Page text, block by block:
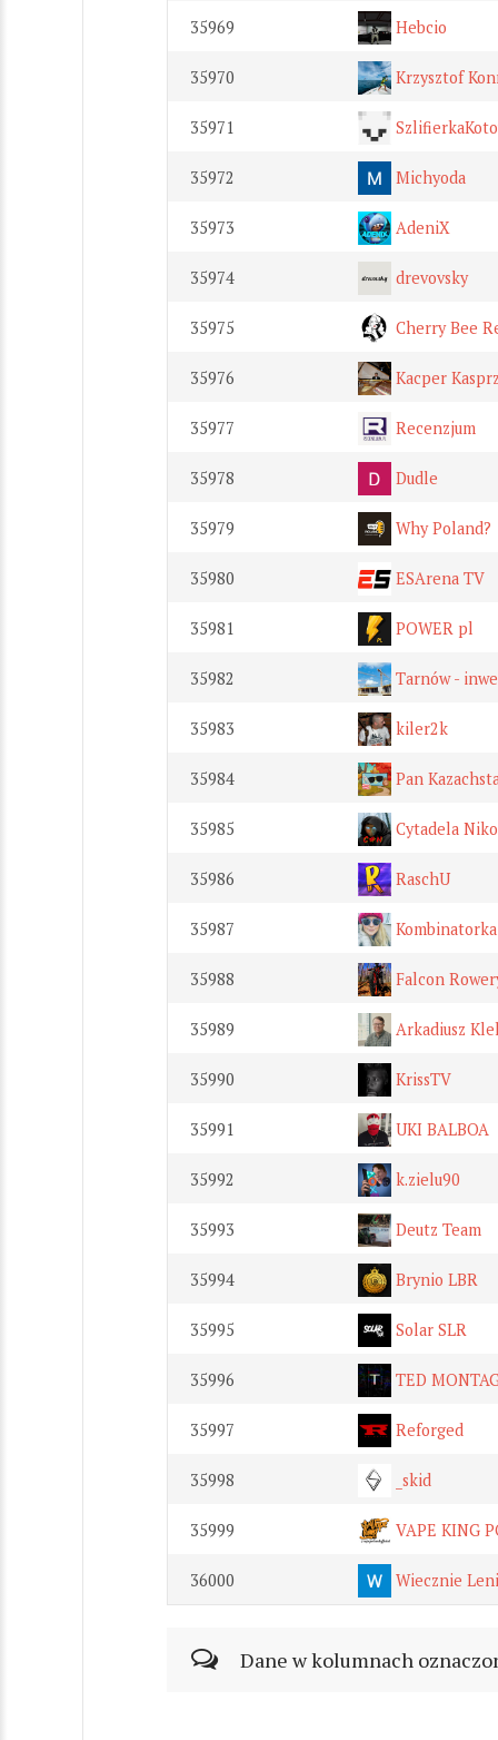
35969 Hebcio
35970 Krzysztof
35971
35972 Michyoda
35973 AdeniX
35974 drevovsky
35975 Cherry Bee
35976 Kacper
35977 Recenzjum
35978 Dudle
35979 Why Poland?
35980 ESArena TV
35981 POWER pl
35982 Tarnów -
35983 kiler2k
35984 Pan
35985 Cytadela Niko
35986 RaschU
35987 Kombinatorka
35988 Falcon
35989 Arkadiusz
35990 KrissTV
35991 UKI BALBOA
35992 k.zielu90
35993 Deutz Team
35994 Brynio LBR
35995 Solar SLR
35996 TED
35997 Reforged
35998 _skid
35999 VAPE KING
36000 Wiecznie
Dane w kolumnach